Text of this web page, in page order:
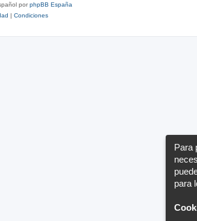
porphpBB España
| Condiciones
Para
para